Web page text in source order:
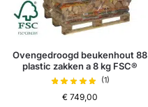
Ovengedroogd beukenhout 88
plastic zakken a 8 kg FSC®
(1)
€ 749,00